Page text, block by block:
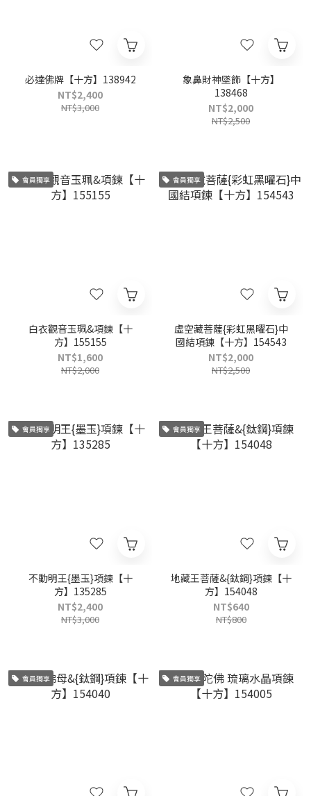
必達佛牌【十方】138942
NT$2,400
NT$3,000
象鼻財神墜飾【十方】
138468
NT$2,000
NT$2,500
會員獨享
白衣觀音玉珮&項鍊【十
方】155155
NT$1,600
NT$2,000
會員獨享
虛空藏菩薩{彩虹黑曜石}中
國結項鍊【十方】154543
NT$2,000
NT$2,500
會員獨享
不動明王{墨玉}項鍊【十
方】135285
NT$2,400
NT$3,000
會員獨享
地藏王菩薩&{鈦鋼}項鍊【十
方】154048
NT$640
NT$800
會員獨享 會員獨享